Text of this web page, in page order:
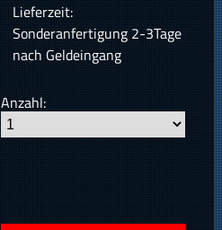
Lieferzeit:
Sonderanfertigung 2-3Tage
nach Geldeingang
Anzahl: